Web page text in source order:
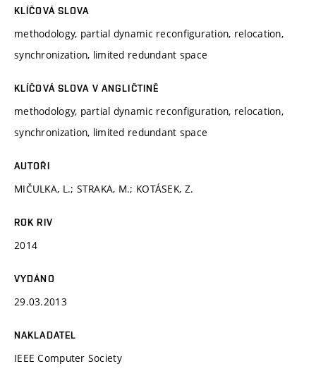
KLÍČOVÁ SLOVA
methodology, partial dynamic reconfiguration, relocation,
synchronization, limited redundant space
KLÍČOVÁ SLOVA V ANGLIČTINĚ
methodology, partial dynamic reconfiguration, relocation,
synchronization, limited redundant space
AUTOŘI
MIČULKA, L.; STRAKA, M.; KOTÁSEK, Z.
ROK RIV
2014
VYDÁNO
29.03.2013
NAKLADATEL
IEEE Computer Society